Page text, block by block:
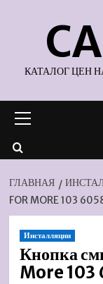
содержимому
КАТАЛОГ ЦЕН
меню
ГЛАВНАЯ
FOR MORE 103
Инсталляции
Кнопка
More 103